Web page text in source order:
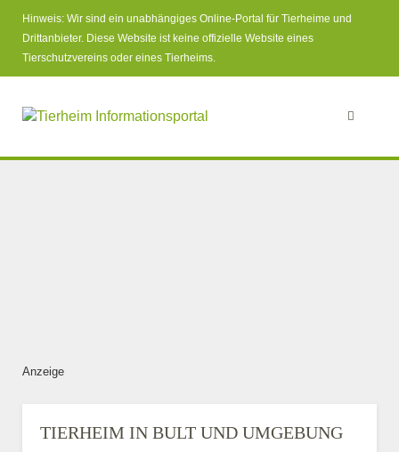
Hinweis: Wir sind ein unabhängiges Online-Portal für Tierheime und
Drittanbieter. Diese Website ist keine offizielle Website eines
Tierschutzvereins oder eines Tierheims.
Anzeige
TIERHEIM IN BULT UND UMGEBUNG